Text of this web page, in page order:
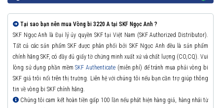
Tại sao bạn nên mua Vòng bi 3220 A tại SKF Ngọc Anh ?
SKF Ngọc Anh là Đại lý ủy quyền SKF tại Việt Nam (SKF Authorized Distributor).
Tất cả các sản phẩm SKF được phân phối bởi SKF Ngọc Anh đều là sản phẩm
chính hãng SKF, có đầy đủ giấy tờ chứng minh xuất xứ và chất lượng (CO,CQ). Vui
lòng sử dụng phần mềmSKF Authenticate(miễn phí) để tránh mua phải vòng bi
SKF giả trôi nổi trên thị trường. Liên hệ với chúng tôi nếu bạn cần trợ giúp thông
tin về vòng bi SKF chính hãng.
Chúng tôi cam kết hoàn tiền gấp 100 lần nếu phát hiện hàng giả, hàng nhái từ